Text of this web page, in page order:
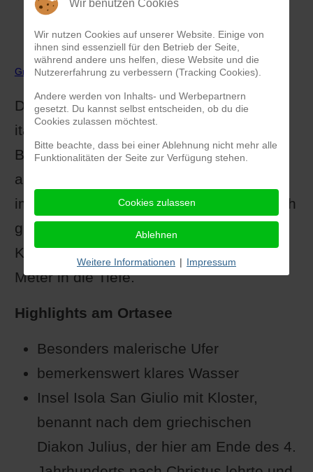
Größere Kartenansicht
DerOrtaseegehört zu den kleineren
italienischen Seen und wird durch den
Berg Mottarone vom Lago Maggiore
abgespalten. Klein ist allerdings relativ,
immerhin misst er in der Länge auch noch
gut 13 Kilometer, erstreckt sich über 2,5
Kilometer in der Breite und bis zu 143
Meter in die Tiefe.
Highlights am Ortasee
Besonders malerische Ufer
bemerkenswert klares Wasser
Insel Isola San Giulio mit Kloster,
benannt nach dem griechischen
Diakon Julius, der hier am Ende des 4.
Wir benutzen Cookies
Wir nutzen Cookies auf unserer Website. Einige von
ihnen sind essenziell für den Betrieb der Seite,
während andere uns helfen, diese Website und die
Nutzererfahrung zu verbessern (Tracking Cookies).
Andere werden von Inhalts- und Werbepartnern
gesetzt. Du kannst selbst entscheiden, ob du die
Cookies zulassen möchtest.
Bitte beachte, dass bei einer Ablehnung nicht mehr alle
Funktionalitäten der Seite zur Verfügung stehen.
Cookies zulassen
Ablehnen
Weitere Informationen | Impressum